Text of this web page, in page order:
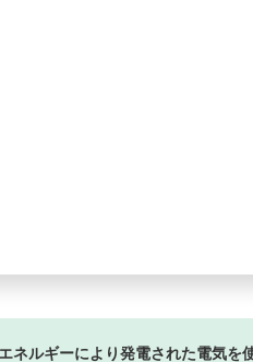
ネルギーにより発電された電気を